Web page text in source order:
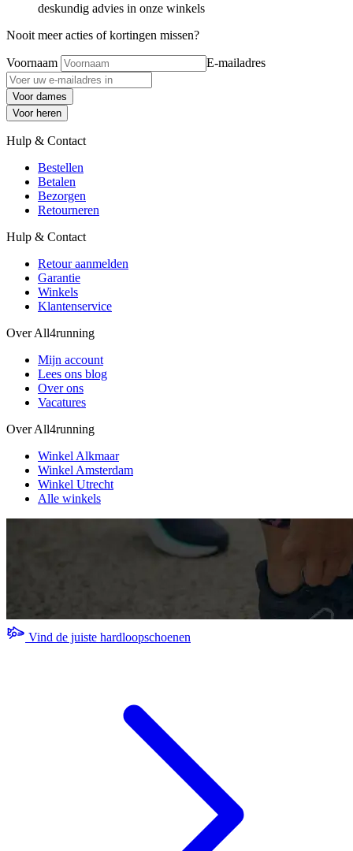
deskundig advies in onze winkels
Nooit meer acties of kortingen missen?
Voornaam E-mailadres
Voor dames
Voor heren
Hulp & Contact
Bestellen
Betalen
Bezorgen
Retourneren
Hulp & Contact
Retour aanmelden
Garantie
Winkels
Klantenservice
Over All4running
Mijn account
Lees ons blog
Over ons
Vacatures
Over All4running
Winkel Alkmaar
Winkel Amsterdam
Winkel Utrecht
Alle winkels
Vind de juiste hardloopschoenen